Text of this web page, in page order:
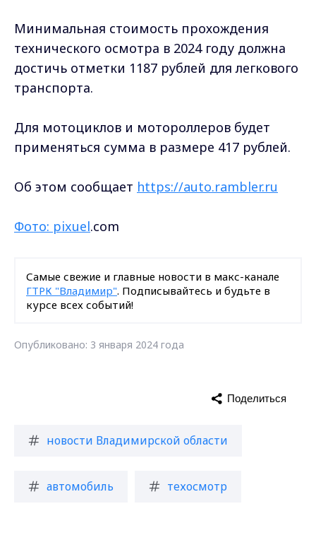
Минимальная стоимость прохождения
технического осмотра в 2024 году должна
достичь отметки 1187 рублей для легкового
транспорта.
Для мотоциклов и мотороллеров будет
применяться сумма в размере 417 рублей.
Об этом сообщает https://auto.rambler.ru
Фото: pixuel.com
Самые свежие и главные новости в макс-канале
ГТРК "Владимир". Подписывайтесь и будьте в
курсе всех событий!
Опубликовано: 3 января 2024 года
новости Владимирской области
автомобиль техосмотр
Поделиться